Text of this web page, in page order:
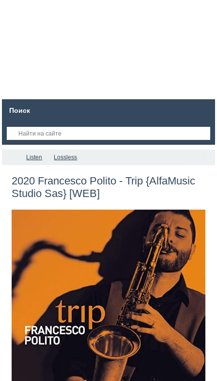
Поиск
Listen Lossless
2020 Francesco Polito - Trip {AlfaMusic
Studio Sas} [WEB]